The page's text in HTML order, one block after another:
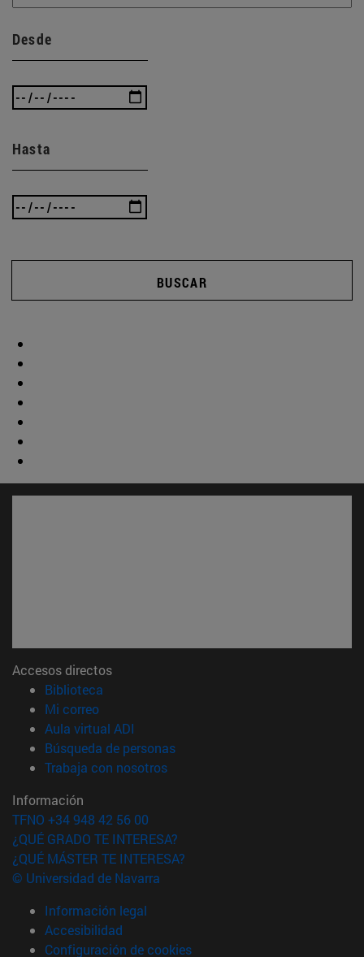
Desde
Hasta
BUSCAR
Accesos directos
Biblioteca
Mi correo(abre en nueva ventana)
Aula virtual ADI
Búsqueda de personas(abre en nueva ventana)
Trabaja con nosotros(abre en nueva ventana)
Información
TFNO +34 948 42 56 00
¿QUÉ GRADO TE INTERESA?
¿QUÉ MÁSTER TE INTERESA?
© Universidad de Navarra
Información legal
Accesibilidad
Configuración de cookies